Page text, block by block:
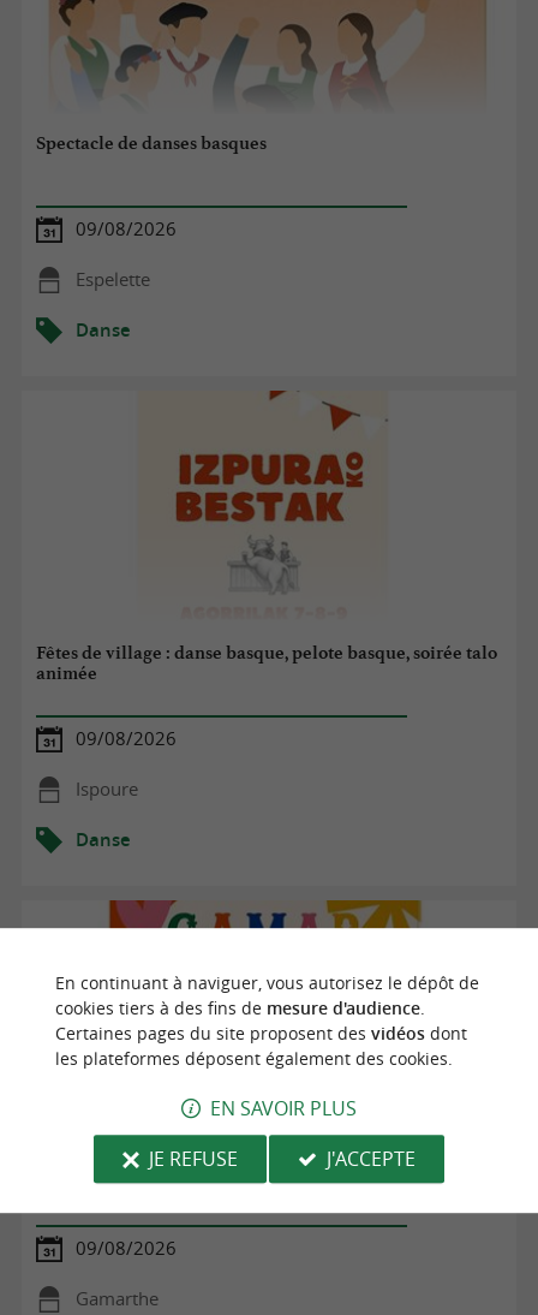
Spectacle de danses basques
09/08/2026
Espelette
Danse
Fêtes de village : danse basque, pelote basque, soirée talo
animée
09/08/2026
Ispoure
Danse
Fêtes de village : pelote basque, repas des villageois, talos
et danses, concert
09/08/2026
Gamarthe
En continuant à naviguer, vous autorisez le dépôt de
cookies tiers à des fins de mesure d'audience.
Certaines pages du site proposent des vidéosdont
les plateformes déposent également des cookies.
EN SAVOIR PLUS
JE REFUSE
J'ACCEPTE